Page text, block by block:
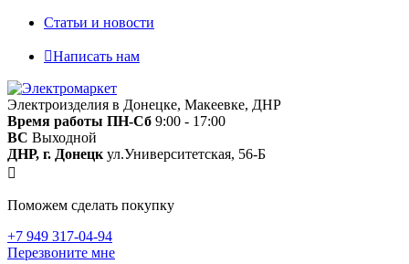
Статьи и новости
Написать нам
Электроизделия в Донецке, Макеевке, ДНР
Время работы ПН-Сб 9:00 - 17:00
ВС Выходной
ДНР, г. Донецк ул.Университетская, 56-Б
Поможем сделать покупку
+7 949 317-04-94
Перезвоните мне